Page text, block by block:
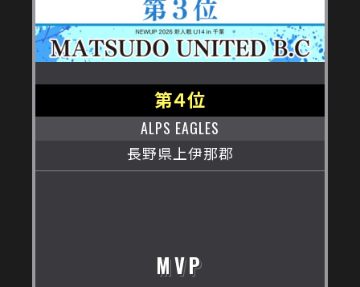
第４位
ALPS EAGLES
長野県上伊那郡
MVP